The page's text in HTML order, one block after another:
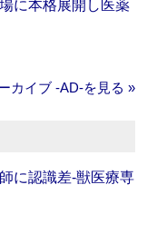
に本格展開し医薬
カイブ ‐AD‐を見る »
に認識差‐獣医療専